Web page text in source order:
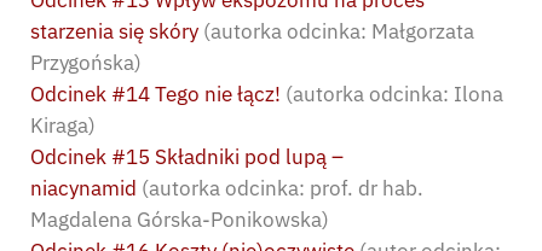
starzenia się skóry (autorka odcinka: Małgorzata
Przygońska)
Odcinek #14 Tego nie łącz! (autorka odcinka: Ilona
Kiraga)
Odcinek #15 Składniki pod lupą –
niacynamid (autorka odcinka: prof. dr hab.
Magdalena Górska-Ponikowska)